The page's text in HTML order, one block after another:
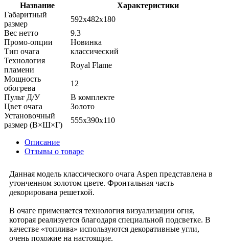
Название
Характеристики
Габаритный
размер
592x482x180
Вес нетто
9.3
Промо-опции
Новинка
Тип очага
классический
Технология
пламени
Royal Flame
Мощность
обогрева
12
Пульт Д/У
В комплекте
Цвет очага
Золото
Установочный
размер (В×Ш×Г)
555x390x110
Описание
Отзывы о товаре
Данная модель классического очага Aspen представлена в
утонченном золотом цвете. Фронтальная часть
декорирована решеткой.
В очаге применяется технология визуализации огня,
которая реализуется благодаря специальной подсветке. В
качестве «топлива» используются декоративные угли,
очень похожие на настоящие.